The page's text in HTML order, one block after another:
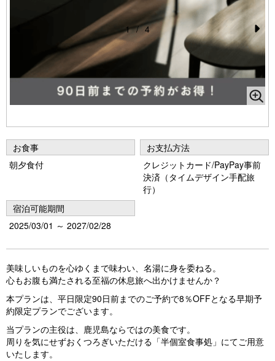
vi
s
N
e
xt
1 / 4
お食事
朝夕食付
お支払方法
クレジットカード/PayPay事前
決済（タイムデザイン手配旅
行）
宿泊可能期間
2025/03/01 ～ 2027/02/28
美味しいものを心ゆくまで味わい、名湯に身を委ねる。
心もお腹も満たされる至福の休息旅へ出かけませんか？
本プランは、平日限定90日前までのご予約で8％OFFとなる早期予
約限定プランでございます。
当プランの主役は、鹿児島ならではの美食です。
周りを気にせずおくつろぎいただける「半個室食事処」にてご用意
いたします。